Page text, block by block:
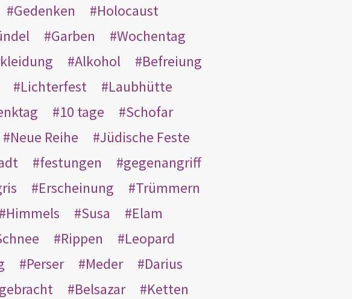
Gedenken
Holocaust
Garben
Wochentag
Alkohol
Befreiung
Lichterfest
Laubhütte
10 tage
Schofar
Neue Reihe
Jüdische Feste
festungen
gegenangriff
Erscheinung
Trümmern
Himmels Susa
Elam
Rippen
Leopard
Perser Meder
Darius
Belsazar
Ketten